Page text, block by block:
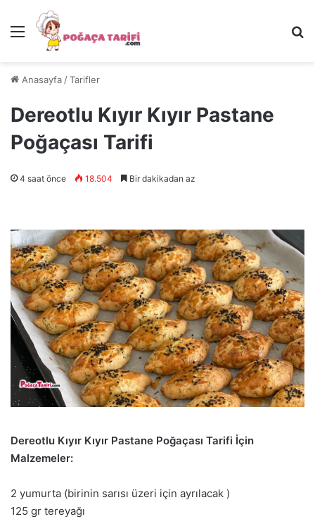
Menü
Anasayfa /Tarifler
Dereotlu Kıyır Kıyır Pastane
Poğaçası Tarifi
4 saat önce 18.504 Bir dakikadan az
Dereotlu Kıyır Kıyır Pastane Poğaçası Tarifi İçin
Malzemeler:
2 yumurta (birinin sarısı üzeri için ayrılacak )
125 gr tereyağı